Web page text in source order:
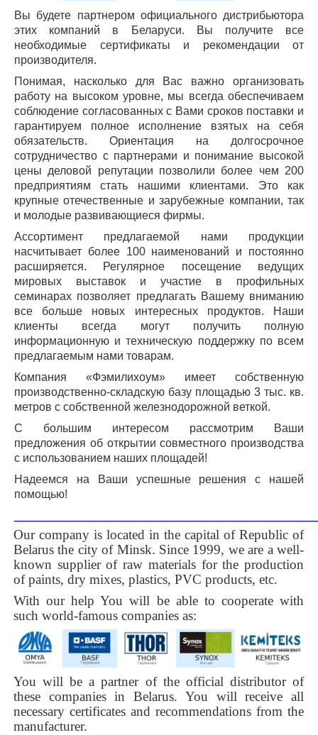
Вы будете партнером официального дистрибьютора
этих компаний в Беларуси. Вы получите все
необходимые сертификаты и рекомендации от
производителя.
Понимая, насколько для Вас важно организовать
работу на высоком уровне, мы всегда обеспечиваем
соблюдение согласованных с Вами сроков поставки и
гарантируем полное исполнение взятых на себя
обязательств. Ориентация на долгосрочное
сотрудничество с партнерами и понимание высокой
цены деловой репутации позволили более чем 200
предприятиям стать нашими клиентами. Это как
крупные отечественные и зарубежные компании, так
и молодые развивающиеся фирмы.
Ассортимент предлагаемой нами продукции
насчитывает более 100 наименований и постоянно
расширяется. Регулярное посещение ведущих
мировых выставок и участие в профильных
семинарах позволяет предлагать Вашему вниманию
все больше новых интересных продуктов. Наши
клиенты всегда могут получить полную
информационную и техническую поддержку по всем
предлагаемым нами товарам.
Компания «Фэмилихоум» имеет собственную
производственно-складскую базу площадью 3 тыс. кв.
метров с собственной железнодорожной веткой.
С большим интересом рассмотрим Ваши
предложения об открытии совместного производства
с использованием наших площадей!
Надеемся на Ваши успешные решения с нашей
помощью!
Our company is located in the capital of Republic of
Belarus the city of Minsk. Since 1999, we are a well-
known supplier of raw materials for the production
of paints, dry mixes, plastics, PVC products, etc.
With our help You will be able to cooperate with
such world-famous companies as:
You will be a partner of the official distributor of
these companies in Belarus. You will receive all
necessary certificates and recommendations from the
manufacturer.